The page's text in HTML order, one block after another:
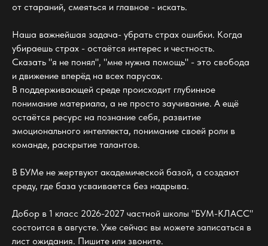
от стараний, смеяться и главное - искать.
Наша важнейшая задача- убрать страх ошибки. Когда
убираешь страх - остаётся интерес и честность.
Сказать "я не понял", "мне нужна помощь" - это свобода
и движение вперёд на всех парусах.
В поддерживающей среде происходит глубинное
понимание материала, а не просто заучивание. А ещё
остаётся ресурс на познание себя, развитие
эмоционального интеллекта, понимание своей роли в
команде, раскрытие талантов.
В БУМе не жертвуют академической базой, а создают
среду, где база усваивается без надрыва.
Добор в 1 класс 2026-2027 частной школы "БУМ-КЛАСС"
состоится в августе. Уже сейчас вы можете записаться в
лист ожидания. Пишите или звоните.